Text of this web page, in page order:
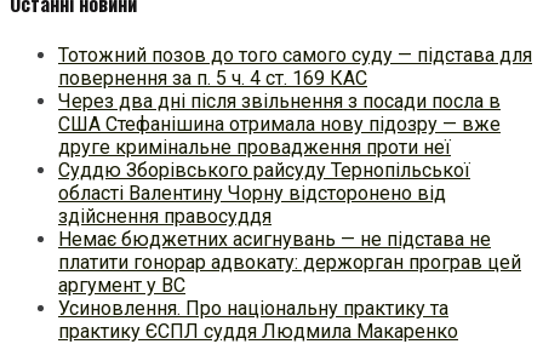
Тотожний позов до того самого суду — підстава для
повернення за п. 5 ч. 4 ст. 169 КАС
Через два дні після звільнення з посади посла в
США Стефанішина отримала нову підозру — вже
друге кримінальне провадження проти неї
Суддю Зборівського райсуду Тернопільської
області Валентину Чорну відсторонено від
здійснення правосуддя
Немає бюджетних асигнувань — не підстава не
платити гонорар адвокату: держорган програв цей
аргумент у ВС
Усиновлення. Про національну практику та
практику ЄСПЛ суддя Людмила Макаренко